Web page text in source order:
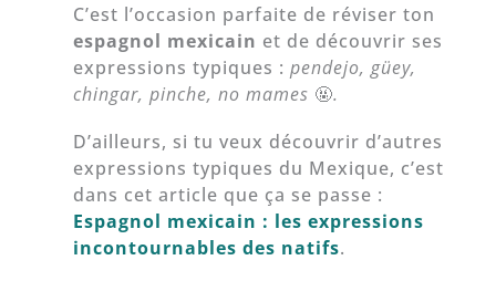
C’est l’occasion parfaite de réviser ton
espagnol mexicain et de découvrir ses
expressions typiques :pendejo, güey,
chingar, pinche, no mames 🤬.
D’ailleurs, si tu veux découvrir d’autres
expressions typiques du Mexique, c’est
dans cet article que ça se passe :
Espagnol mexicain : les expressions
incontournables des natifs.